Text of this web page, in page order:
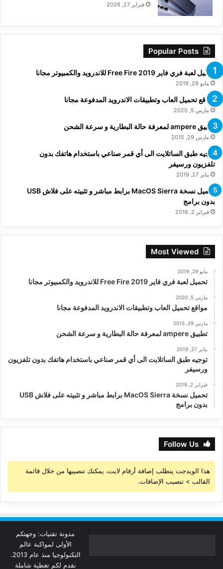
فبراير 27, 2026
Popular Posts
تحميل لعبة فري فاير Free Fire 2019 للاندرويد والكمبيوتر مجانا
مايو 29, 2019
مواقع تحميل العاب وتطبيقات الاندرويد المدفوعة مجانا
مارس 5, 2020
تطبيق ampere لمعرفة حالة البطارية و سرعة الشحن
مارس 29, 2015
توجيه طبق الساتلايت الى أي قمر صناعي باستخدام هاتفك بدون
تلفزيون ورسيفر
يناير 27, 2019
تحميل نسخة MacOS Sierra برابط مباشر و تثبيته على فلاش USB
بدون برامج
فبراير 2, 2018
Most Viewed
مايو 29, 2019
تحميل لعبة فري فاير Free Fire 2019 للاندرويد والكمبيوتر مجانا
مارس 5, 2020
مواقع تحميل العاب وتطبيقات الاندرويد المدفوعة مجانا
مارس 29, 2015
تطبيق ampere لمعرفة حالة البطارية و سرعة الشحن
يناير 27, 2019
توجيه طبق الساتلايت الى أي قمر صناعي باستخدام هاتفك بدون تلفزيون
ورسيفر
فبراير 2, 2018
تحميل نسخة MacOS Sierra برابط مباشر و تثبيته على فلاش USB
بدون برامج
Follow Us
هذا الويدجت يتطلب إضافة أرقام لايت، يمكنك تنصيبها من خلال قائمة
القالب > تنصيب الإضافات.
مدونة تقنيات: وجهتكم
الأولى لمواكبة عالم
التكنولوجيا منذ عام 2013.
نقدم لكم تغطية شاملة